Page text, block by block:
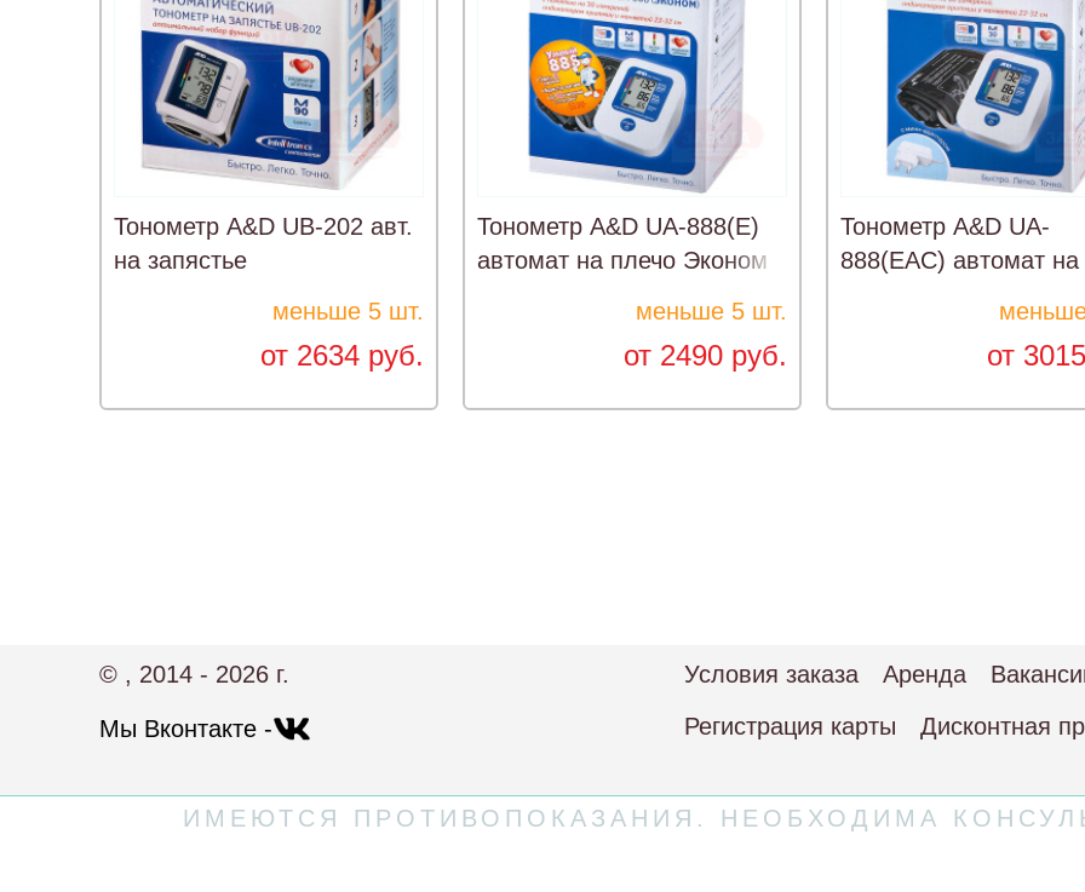
Тонометр A&D UB-202 авт.
на запястье
меньше 5 шт.
от 2634 руб.
Тонометр A&D UA-888(Е)
автомат на плечо Эконом
меньше 5 шт.
от 2490 руб.
Тонометр A&D UA-
888(EAC) автомат на
от
© , 2014 - 2026 г.
Мы Вконтакте -
Условия заказа Аренда
Регистрация карты
Дисконтная
ИМЕЮТСЯ ПРОТИВОПОКАЗАНИЯ. НЕОБХОДИМА